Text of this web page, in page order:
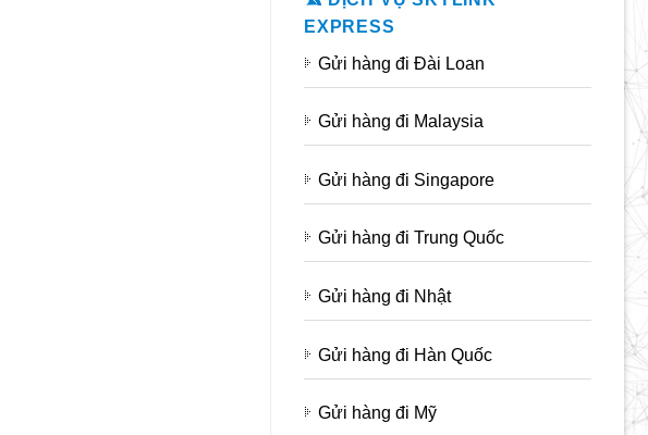
EXPRESS
Gửi hàng đi Đài Loan
Gửi hàng đi Malaysia
Gửi hàng đi Singapore
Gửi hàng đi Trung Quốc
Gửi hàng đi Nhật
Gửi hàng đi Hàn Quốc
Gửi hàng đi Mỹ